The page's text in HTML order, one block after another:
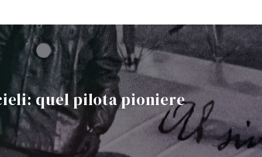
quel pilota pioniere